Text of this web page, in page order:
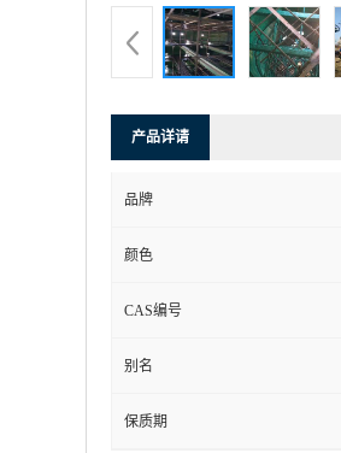
产品详请
品牌
颜色
CAS编号
别名
保质期